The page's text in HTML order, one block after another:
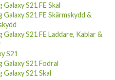
Galaxy S21 FE Skal
Galaxy S21 FE Skärmskydd &
Galaxy S21 FE Laddare, Kablar &
S21
Galaxy S21 Fodral
Galaxy S21 Skal